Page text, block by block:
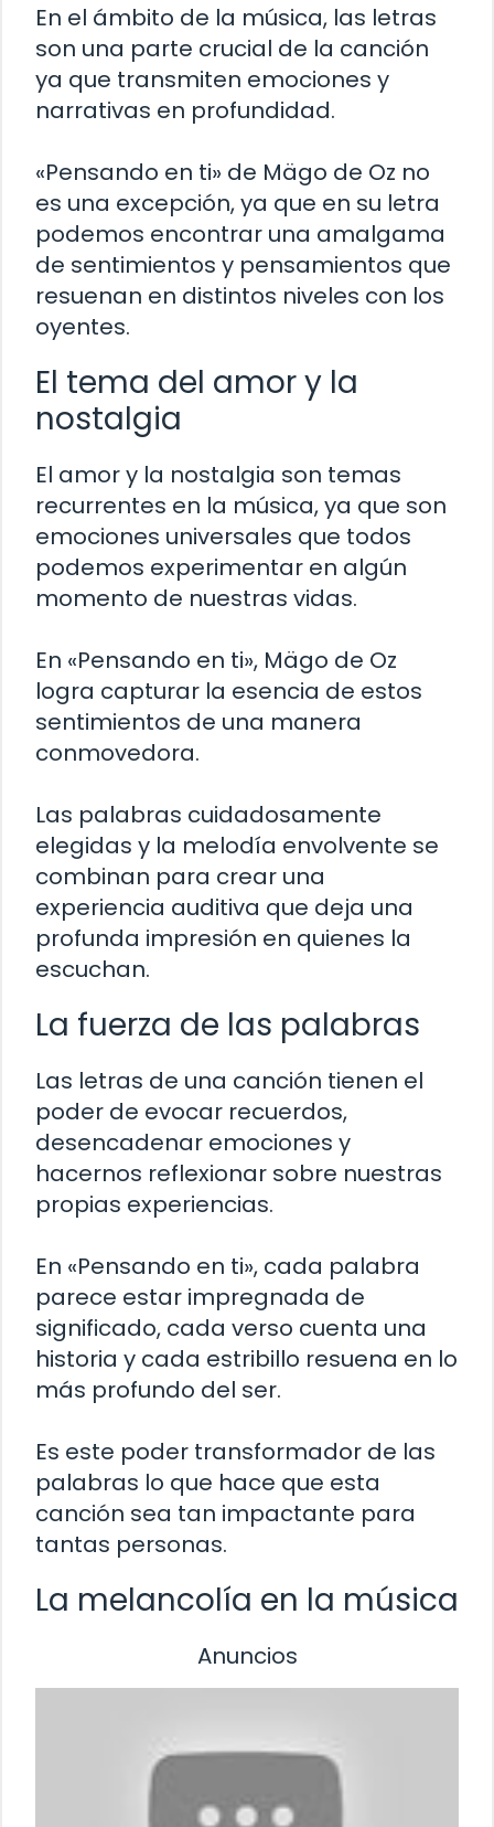
En el ámbito de la música, las letras
son una parte crucial de la canción
ya que transmiten emociones y
narrativas en profundidad.
«Pensando en ti» de Mägo de Oz no
es una excepción, ya que en su letra
podemos encontrar una amalgama
de sentimientos y pensamientos que
resuenan en distintos niveles con los
oyentes.
El tema del amor y la
nostalgia
El amor y la nostalgia son temas
recurrentes en la música, ya que son
emociones universales que todos
podemos experimentar en algún
momento de nuestras vidas.
En «Pensando en ti», Mägo de Oz
logra capturar la esencia de estos
sentimientos de una manera
conmovedora.
Las palabras cuidadosamente
elegidas y la melodía envolvente se
combinan para crear una
experiencia auditiva que deja una
profunda impresión en quienes la
escuchan.
La fuerza de las palabras
Las letras de una canción tienen el
poder de evocar recuerdos,
desencadenar emociones y
hacernos reflexionar sobre nuestras
propias experiencias.
En «Pensando en ti», cada palabra
parece estar impregnada de
significado, cada verso cuenta una
historia y cada estribillo resuena en lo
más profundo del ser.
Es este poder transformador de las
palabras lo que hace que esta
canción sea tan impactante para
tantas personas.
La melancolía en la música
Anuncios